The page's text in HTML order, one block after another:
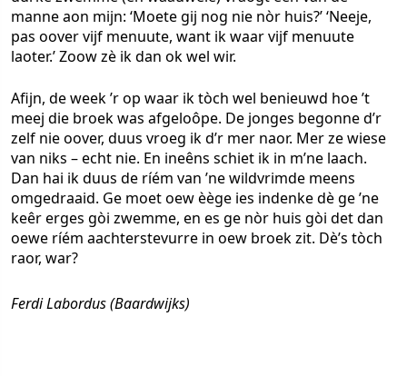
manne aon mijn: ‘Moete gij nog nie nòr huis?’ ‘Neeje,
pas oover vijf menuute, want ik waar vijf menuute
laoter.’ Zoow zè ik dan ok wel wir.
Afijn, de week ’r op waar ik tòch wel benieuwd hoe ’t
meej die broek was afgeloôpe. De jonges begonne d’r
zelf nie oover, duus vroeg ik d’r mer naor. Mer ze wiese
van niks – echt nie. En ineêns schiet ik in m’ne laach.
Dan hai ik duus de ríém van ’ne wildvrimde meens
omgedraaid. Ge moet oew èège ies indenke dè ge ’ne
keêr erges gòi zwemme, en es ge nòr huis gòi det dan
oewe ríém aachterstevurre in oew broek zit. Dè’s tòch
raor, war?
Ferdi Labordus (Baardwijks)